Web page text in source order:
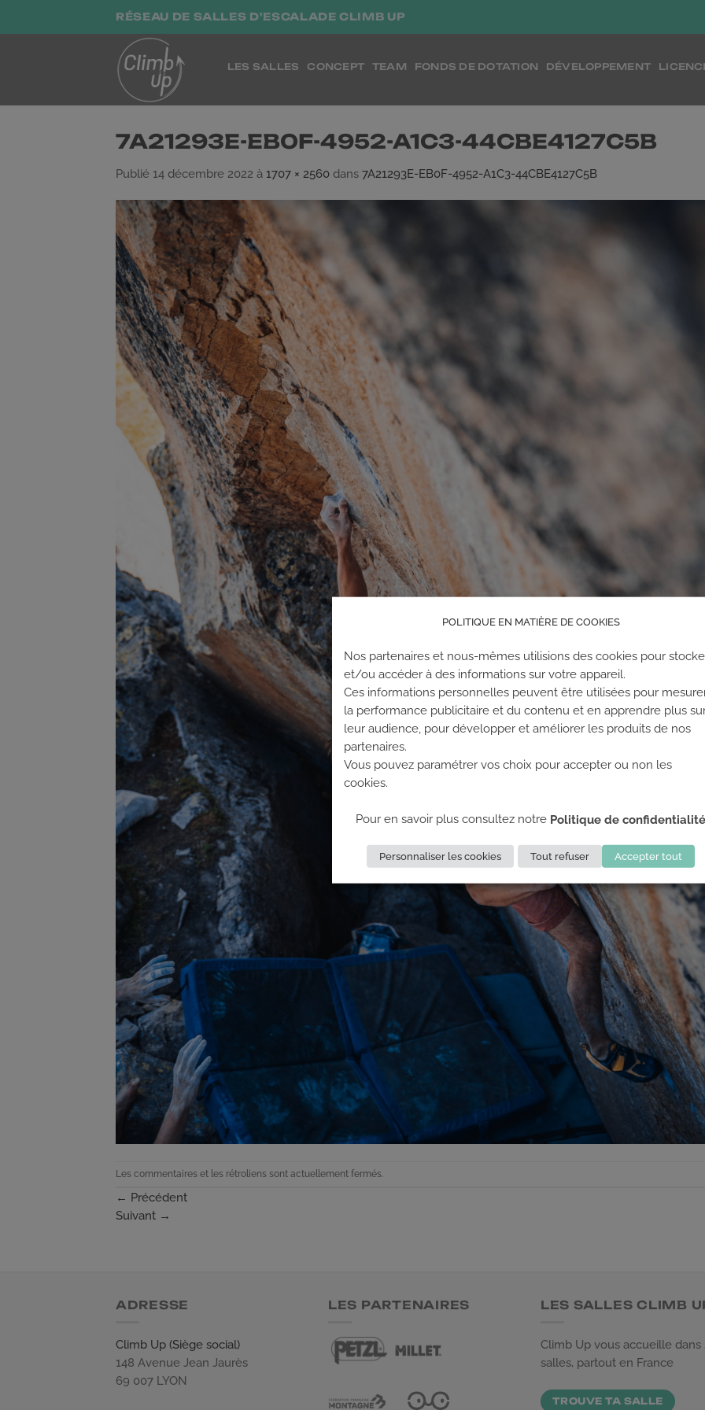
RÉSEAU DE SALLES D'ESCALADE CLIMB UP
LES SALLES CONCEPT TEAM FONDS DE DOTATION DÉVELOPPEMENT
7A21293E-EB0F-4952-A1C3-44CBE4127C5B
Publié 14 décembre 2022 à 1707 × 2560 dans 7A21293E-EB0F-4952-A1C3-44CBE4127C5B
Les commentaires et les rétroliens sont actuellement fermés.
← Précédent
Suivant →
ADRESSE
Climb Up (Siège social)
148 Avenue Jean Jaurès
69 007 LYON
LES PARTENAIRES LES SALLES CLIMB
Climb Up vous accueille dans
salles, partout en France
TROUVE TA SALLE
POLITIQUE EN MATIÈRE DE COOKIES
Nos partenaires et nous-mêmes utilisions des cookies pour
et/ou accéder à des informations sur votre appareil.
Ces informations personnelles peuvent être utilisées pour
la performance publicitaire et du contenu et en apprendre plus
leur audience, pour développer et améliorer les produits de nos
partenaires.
Vous pouvez paramétrer vos choix pour accepter ou non les
cookies.
Pour en savoir plus consultez notre Politique de confidentialité
Personnaliser les cookies Tout refuser Accepter tout